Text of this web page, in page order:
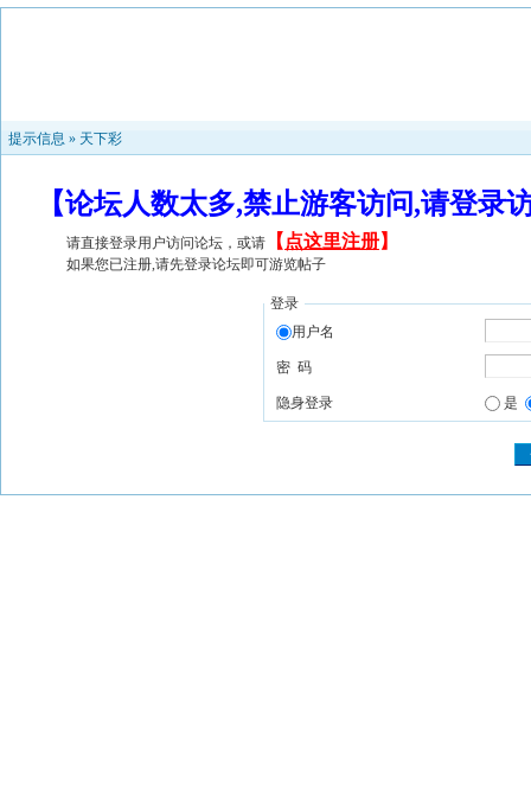
提示信息 » 天下彩
【论坛人数太多,禁止游客访问,请登
请直接登录用户访问论坛，或请 【 点这里注册】
如果您已注册,请先登录论坛即可游览帖子
登录
用户名
密 码
隐身登录 是